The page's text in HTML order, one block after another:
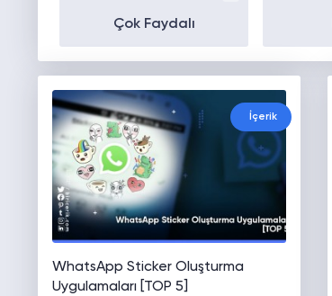
Çok Faydalı
İçerik
WhatsApp Sticker Oluşturma
Uygulamaları [TOP 5]